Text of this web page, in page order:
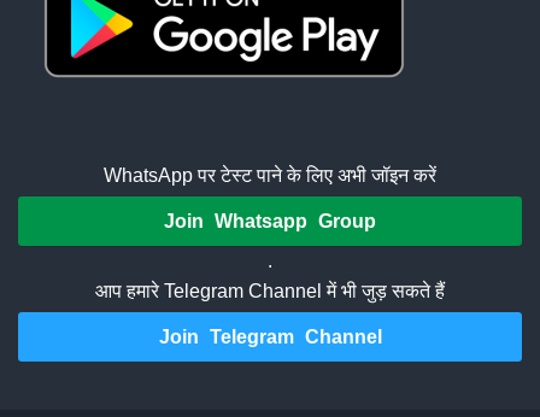
WhatsApp पर टेस्ट पाने के लिए अभी जॉइन करें
Join Whatsapp Group
.
आप हमारे Telegram Channel में भी जुड़ सकते हैं
Join Telegram Channel